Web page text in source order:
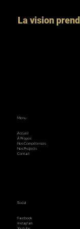
La vision
Menu
Accueil
À Propos
Nos Compétences
Nos Projects
Contact
Social
Facebook
Instagram
Youtube